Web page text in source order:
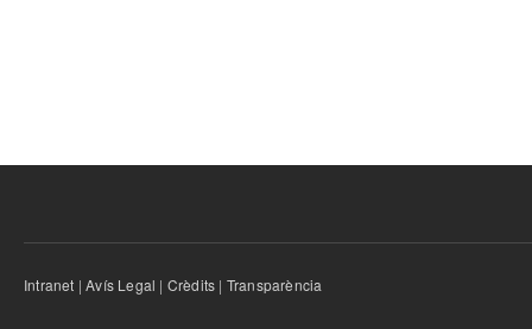
Intranet |Avís Legal | Crèdits | Transparència